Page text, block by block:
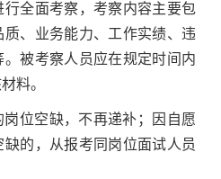
全面考察，考察内容主要包
、业务能力、工作实绩、违
被考察人员应在规定时间内
料。
岗位空缺，不再递补；因自愿
的，从报考同岗位面试人员